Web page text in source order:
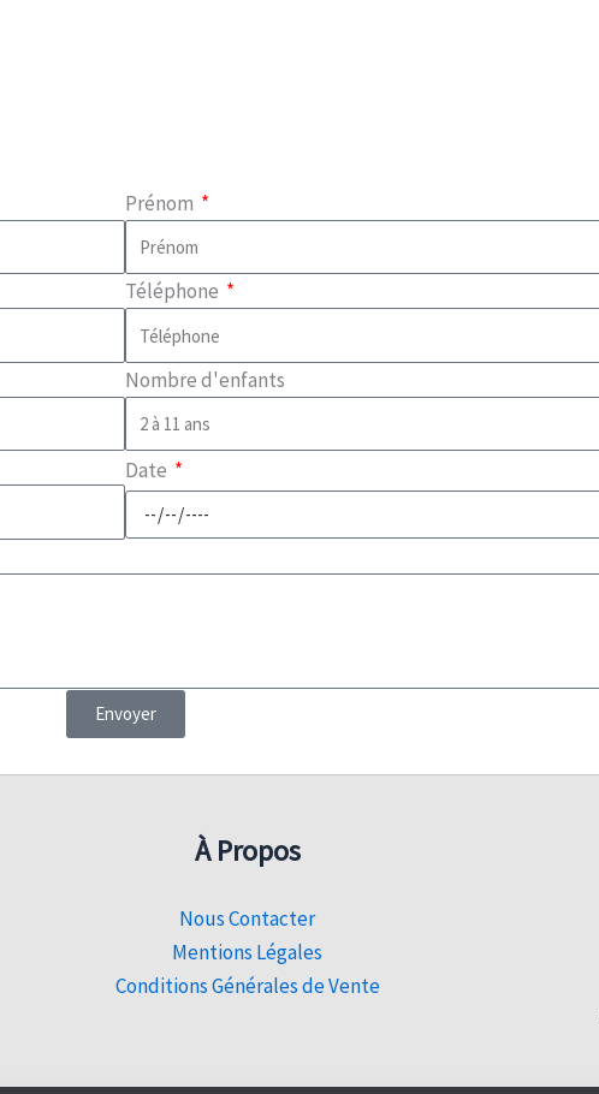
Prénom
Téléphone
Nombre d'enfants
Date
Envoyer
À Propos
Nous Contacter
Mentions Légales
Conditions Générales de Vente